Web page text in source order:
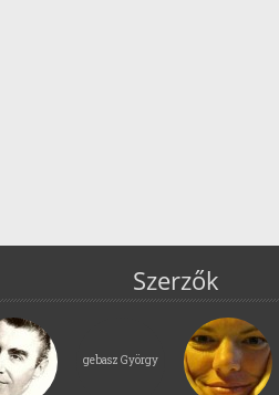
Szerzők
gebasz György